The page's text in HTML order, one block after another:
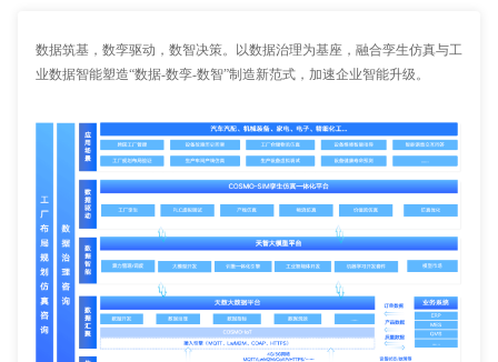
数据筑基，数孪驱动，数智决策。以数据治理为基座，融合孪生仿真与工
业数据智能塑造“数据-数孪-数智”制造新范式，加速企业智能升级。​